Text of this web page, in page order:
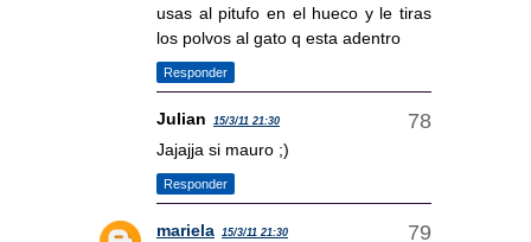
usas al pitufo en el hueco y le tiras
los polvos al gato q esta adentro
Responder
Julian 15/3/11 21:30
Jajajja si mauro ;)
Responder
mariela 15/3/11 21:30